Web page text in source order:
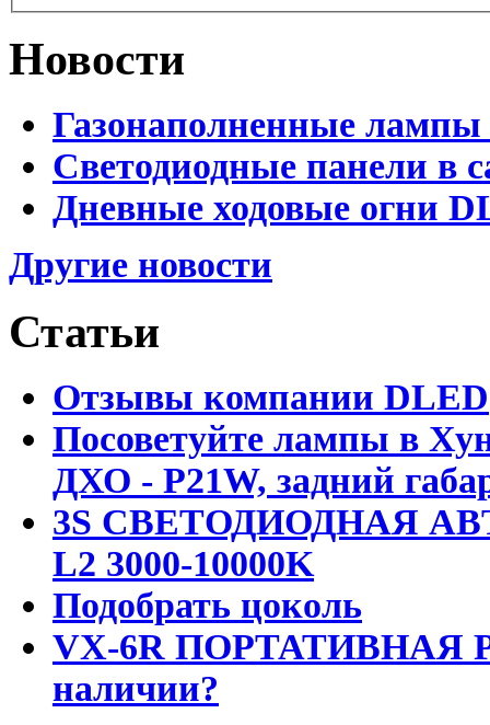
Новости
Газонаполненные
Светодиодные панели в
Дневные ходовые огни
Другие новости
Статьи
Отзывы компании DLED
Посоветуйте лампы в
ДХО - P21W, задний
3S СВЕТОДИОДНАЯ
L2 3000-10000K
Подобрать цоколь
VX-6R ПОРТАТИВНАЯ
наличии?